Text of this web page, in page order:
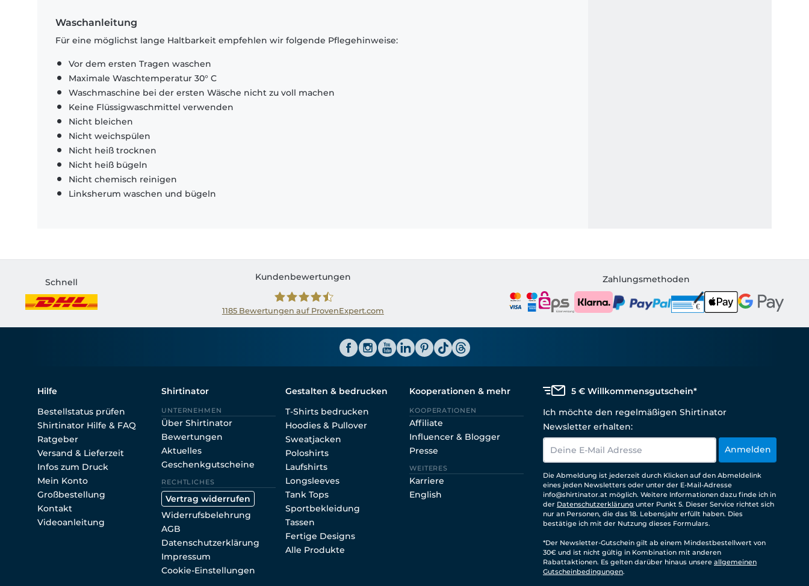
Waschanleitung
Für eine möglichst lange Haltbarkeit empfehlen wir folgende Pflegehinweise:
Vor dem ersten Tragen waschen
Maximale Waschtemperatur 30° C
Waschmaschine bei der ersten Wäsche nicht zu voll machen
Keine Flüssigwaschmittel verwenden
Nicht bleichen
Nicht weichspülen
Nicht heiß trocknen
Nicht heiß bügeln
Nicht chemisch reinigen
Linksherum waschen und bügeln
Schnell
Kundenbewertungen
1185Bewertungen auf ProvenExpert.com
Zahlungsmethoden
Hilfe
Bestellstatus prüfen
Shirtinator Hilfe & FAQ
Ratgeber
Versand & Lieferzeit
Infos zum Druck
Mein Konto
Großbestellung
Kontakt
Videoanleitung
Shirtinator
UNTERNEHMEN
Über Shirtinator
Bewertungen
Aktuelles
Geschenkgutscheine
RECHTLICHES
Vertrag widerrufen
Widerrufsbelehrung
AGB
Datenschutzerklärung
Impressum
Cookie-Einstellungen
Gestalten & bedrucken
T-Shirts bedrucken
Hoodies & Pullover
Sweatjacken
Poloshirts
Laufshirts
Longsleeves
Tank Tops
Sportbekleidung
Tassen
Fertige Designs
Alle Produkte
Kooperationen & mehr
KOOPERATIONEN
Affiliate
Influencer & Blogger
Presse
WEITERES
Karriere
English
5 € Willkommensgutschein*
Ich möchte den regelmäßigen Shirtinator
Newsletter erhalten:
Anmelden
Die Abmeldung ist jederzeit durch Klicken auf den Abmeldelink
eines jeden Newsletters oder unter der E-Mail-Adresse
info@shirtinator.at möglich. Weitere Informationen dazu finde ich in
der Datenschutzerklärung unter Punkt 5. Dieser Service richtet sich
nur an Personen, die das 18. Lebensjahr erfüllt haben. Dies
bestätige ich mit der Nutzung dieses Formulars.
*Der Newsletter-Gutschein gilt ab einem Mindestbestellwert von
30€ und ist nicht gültig in Kombination mit anderen
Rabattaktionen. Es gelten darüber hinaus unsere allgemeinen
Gutscheinbedingungen.